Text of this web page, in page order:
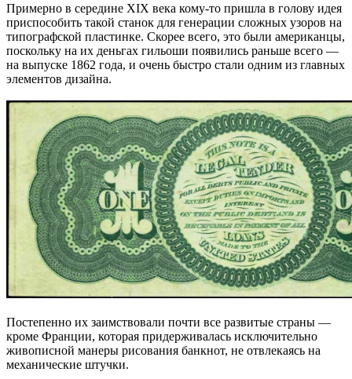
Примерно в середине XIX века кому-то пришла в голову идея
приспособить такой станок для генерации сложных узоров на
типографской пластинке. Скорее всего, это были американцы,
поскольку на их деньгах гильоши появились раньше всего —
на выпуске 1862 года, и очень быстро стали одним из главных
элементов дизайна.
Постепенно их заимствовали почти все развитые страны —
кроме Франции, которая придерживалась исключительно
живописной манеры рисования банкнот, не отвлекаясь на
механические штучки.